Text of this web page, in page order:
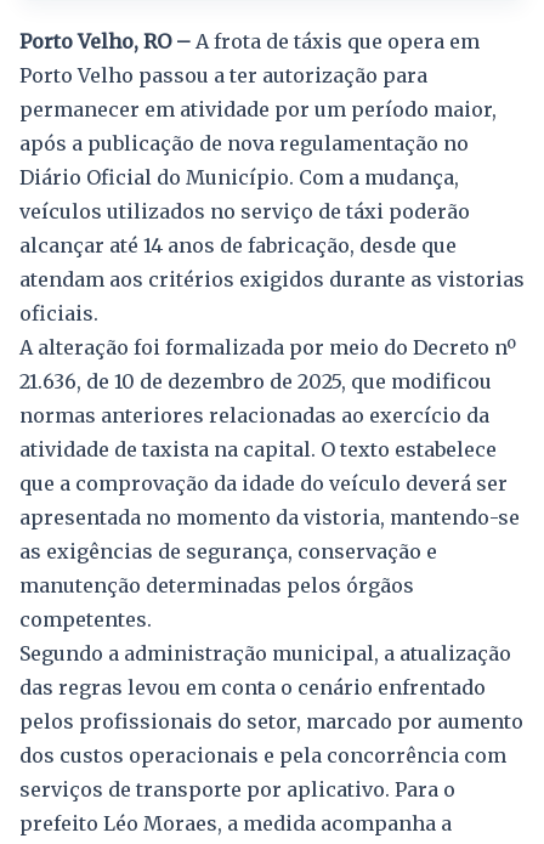
Porto Velho, RO – A frota de táxis que opera em
Porto Velho passou a ter autorização para
permanecer em atividade por um período maior,
após a publicação de nova regulamentação no
Diário Oficial do Município. Com a mudança,
veículos utilizados no serviço de táxi poderão
alcançar até 14 anos de fabricação, desde que
atendam aos critérios exigidos durante as vistorias
oficiais.
A alteração foi formalizada por meio do Decreto nº
21.636, de 10 de dezembro de 2025, que modificou
normas anteriores relacionadas ao exercício da
atividade de taxista na capital. O texto estabelece
que a comprovação da idade do veículo deverá ser
apresentada no momento da vistoria, mantendo-se
as exigências de segurança, conservação e
manutenção determinadas pelos órgãos
competentes.
Segundo a administração municipal, a atualização
das regras levou em conta o cenário enfrentado
pelos profissionais do setor, marcado por aumento
dos custos operacionais e pela concorrência com
serviços de transporte por aplicativo. Para o
prefeito Léo Moraes, a medida acompanha a